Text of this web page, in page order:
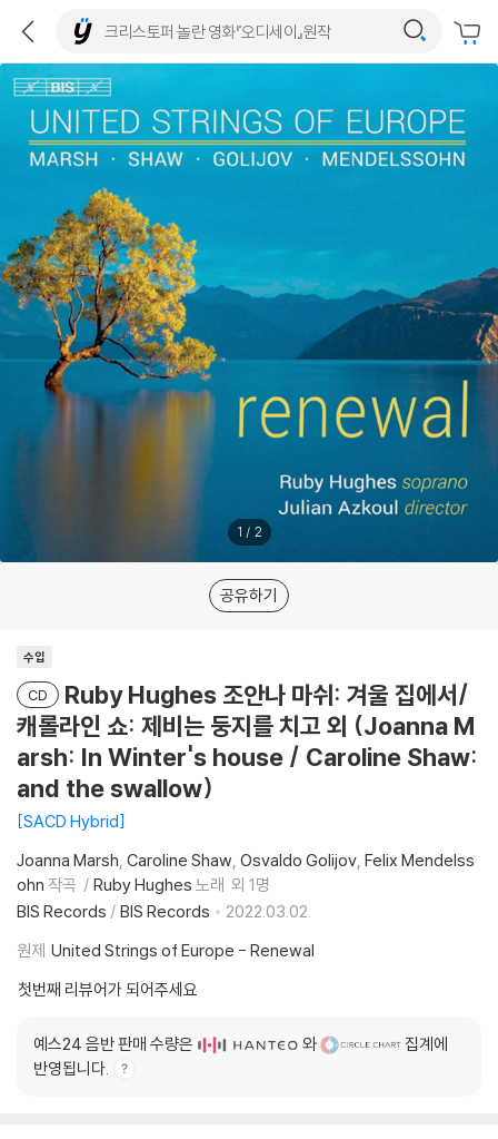
1 / 2
공유하기
수입
CD
Ruby Hughes 조안나 마쉬: 겨울 집에서/
캐롤라인 쇼: 제비는 둥지를 치고 외 (Joanna M
arsh: In Winter's house / Caroline Shaw:
and the swallow)
SACD Hybrid
Joanna Marsh Caroline Shaw Osvaldo Golijov Felix Mendelss
ohn 작곡 Ruby Hughes 노래 외 1명
BIS Records / BIS Records
2022.03.02.
원제 United Strings of Europe - Renewal
첫번째 리뷰어가 되어주세요
예스24 음반 판매 수량은 와
집계에
반영됩니다.